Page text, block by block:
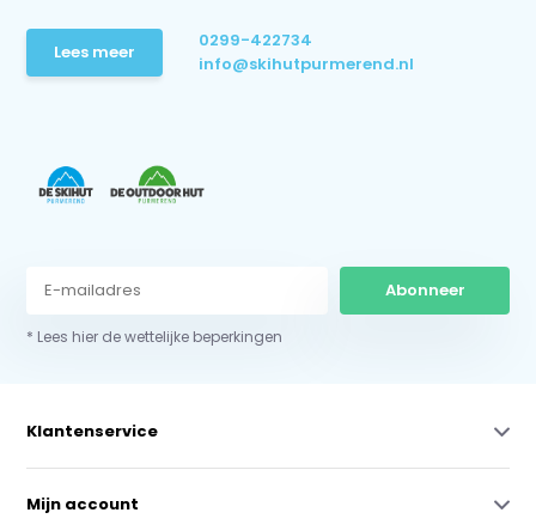
Lees meer
0299-422734
info@skihutpurmerend.nl
Abonneer
* Lees hier de wettelijke beperkingen
Klantenservice
Mijn account